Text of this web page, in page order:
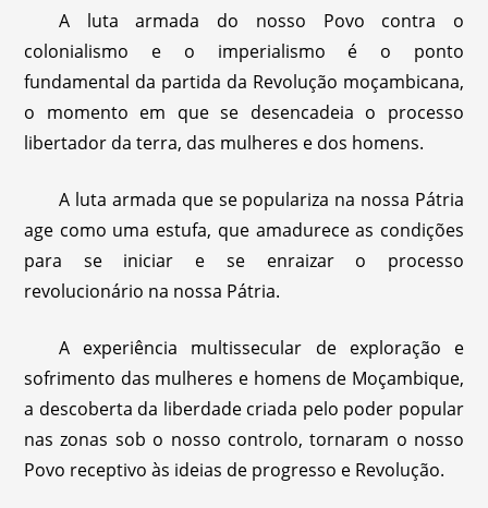
A luta armada do nosso Povo contra o
colonialismo e o imperialismo é o ponto
fundamental da partida da Revolução moçambicana,
o momento em que se desencadeia o processo
libertador da terra, das mulheres e dos homens.
A luta armada que se populariza na nossa Pátria
age como uma estufa, que amadurece as condições
para se iniciar e se enraizar o processo
revolucionário na nossa Pátria.
A experiência multissecular de exploração e
sofrimento das mulheres e homens de Moçambique,
a descoberta da liberdade criada pelo poder popular
nas zonas sob o nosso controlo, tornaram o nosso
Povo receptivo às ideias de progresso e Revolução.